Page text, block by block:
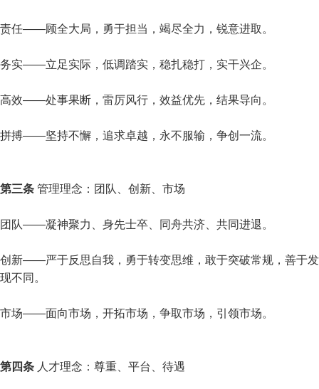
责任——顾全大局，勇于担当，竭尽全力，锐意进取。
务实——立足实际，低调踏实，稳扎稳打，实干兴企。
高效——处事果断，雷厉风行，效益优先，结果导向。
拼搏——坚持不懈，追求卓越，永不服输，争创一流。
第三条 管理理念：团队、创新、市场
团队——凝神聚力、身先士卒、同舟共济、共同进退。
创新——严于反思自我，勇于转变思维，敢于突破常规，善于发
现不同。
市场——面向市场，开拓市场，争取市场，引领市场。
第四条 人才理念：尊重、平台、待遇